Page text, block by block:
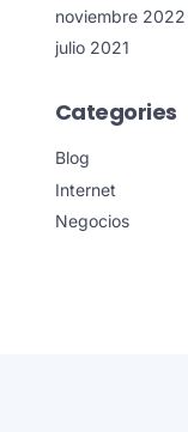
noviembre 2022
julio 2021
Categories
Blog
Internet
Negocios